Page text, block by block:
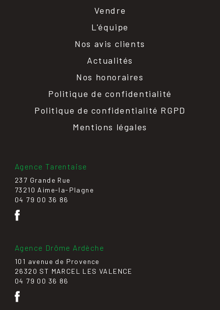
Vendre
L'équipe
Nos avis clients
Actualités
Nos honoraires
Politique de confidentialité
Politique de confidentialité RGPD
Mentions légales
Agence Tarentaise
237 Grande Rue
73210 Aime-la-Plagne
04 79 00 36 86
Agence Drôme Ardèche
101 avenue de Provence
26320 ST MARCEL LES VALENCE
04 79 00 36 86